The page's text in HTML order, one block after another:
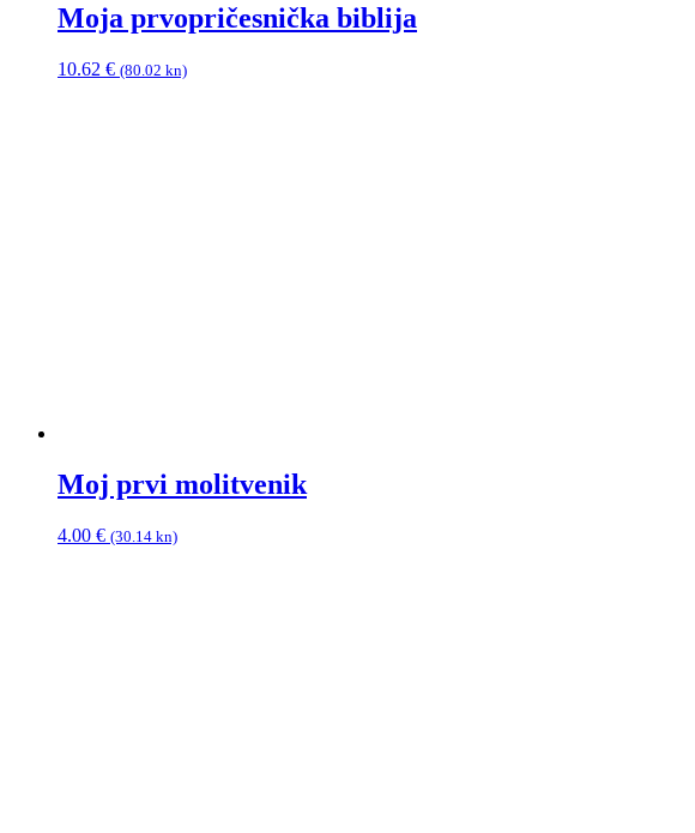
Moja prvopričesnička biblija
10.62 € (80.02 kn)
Moj prvi molitvenik
4.00 € (30.14 kn)